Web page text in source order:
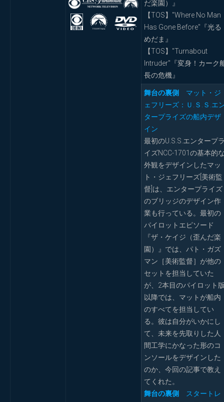
だ楽園）』
【TOS】"Where No Man
Has Gone Before"『光る
めだま』
【TOS】"Turnabout
Intruder"『変身！カーク
長の危機』
舞台の裏側
マット・ジ
ェフリーズ：Ｕ.Ｓ.Ｓ.エ
タープライズの船内デザ
イン
最初のU.S.S.エンタープ
イズNCC-1701の基本的
外観をデザインしたマッ
ト・ジェフリーズ[美術監
督]は、エンタープライズ
のブリッジのデザイン作
業も行っている。最初の
パイロットエピソード
『ザ・ケイジ（歪んだ楽
園）』では、パト・ガズ
マン［美術監督］が他の
セットを担当していた
が、2本目のパイロット
以降では、マットが船内
のすべてを担当してい
る。彼は自分がいかにし
て、未来を先取りした人
間工学にかなった形のコ
ンソールをデザインした
のか、今回の記事で教え
てくれた。
舞台の裏側
スタートレ